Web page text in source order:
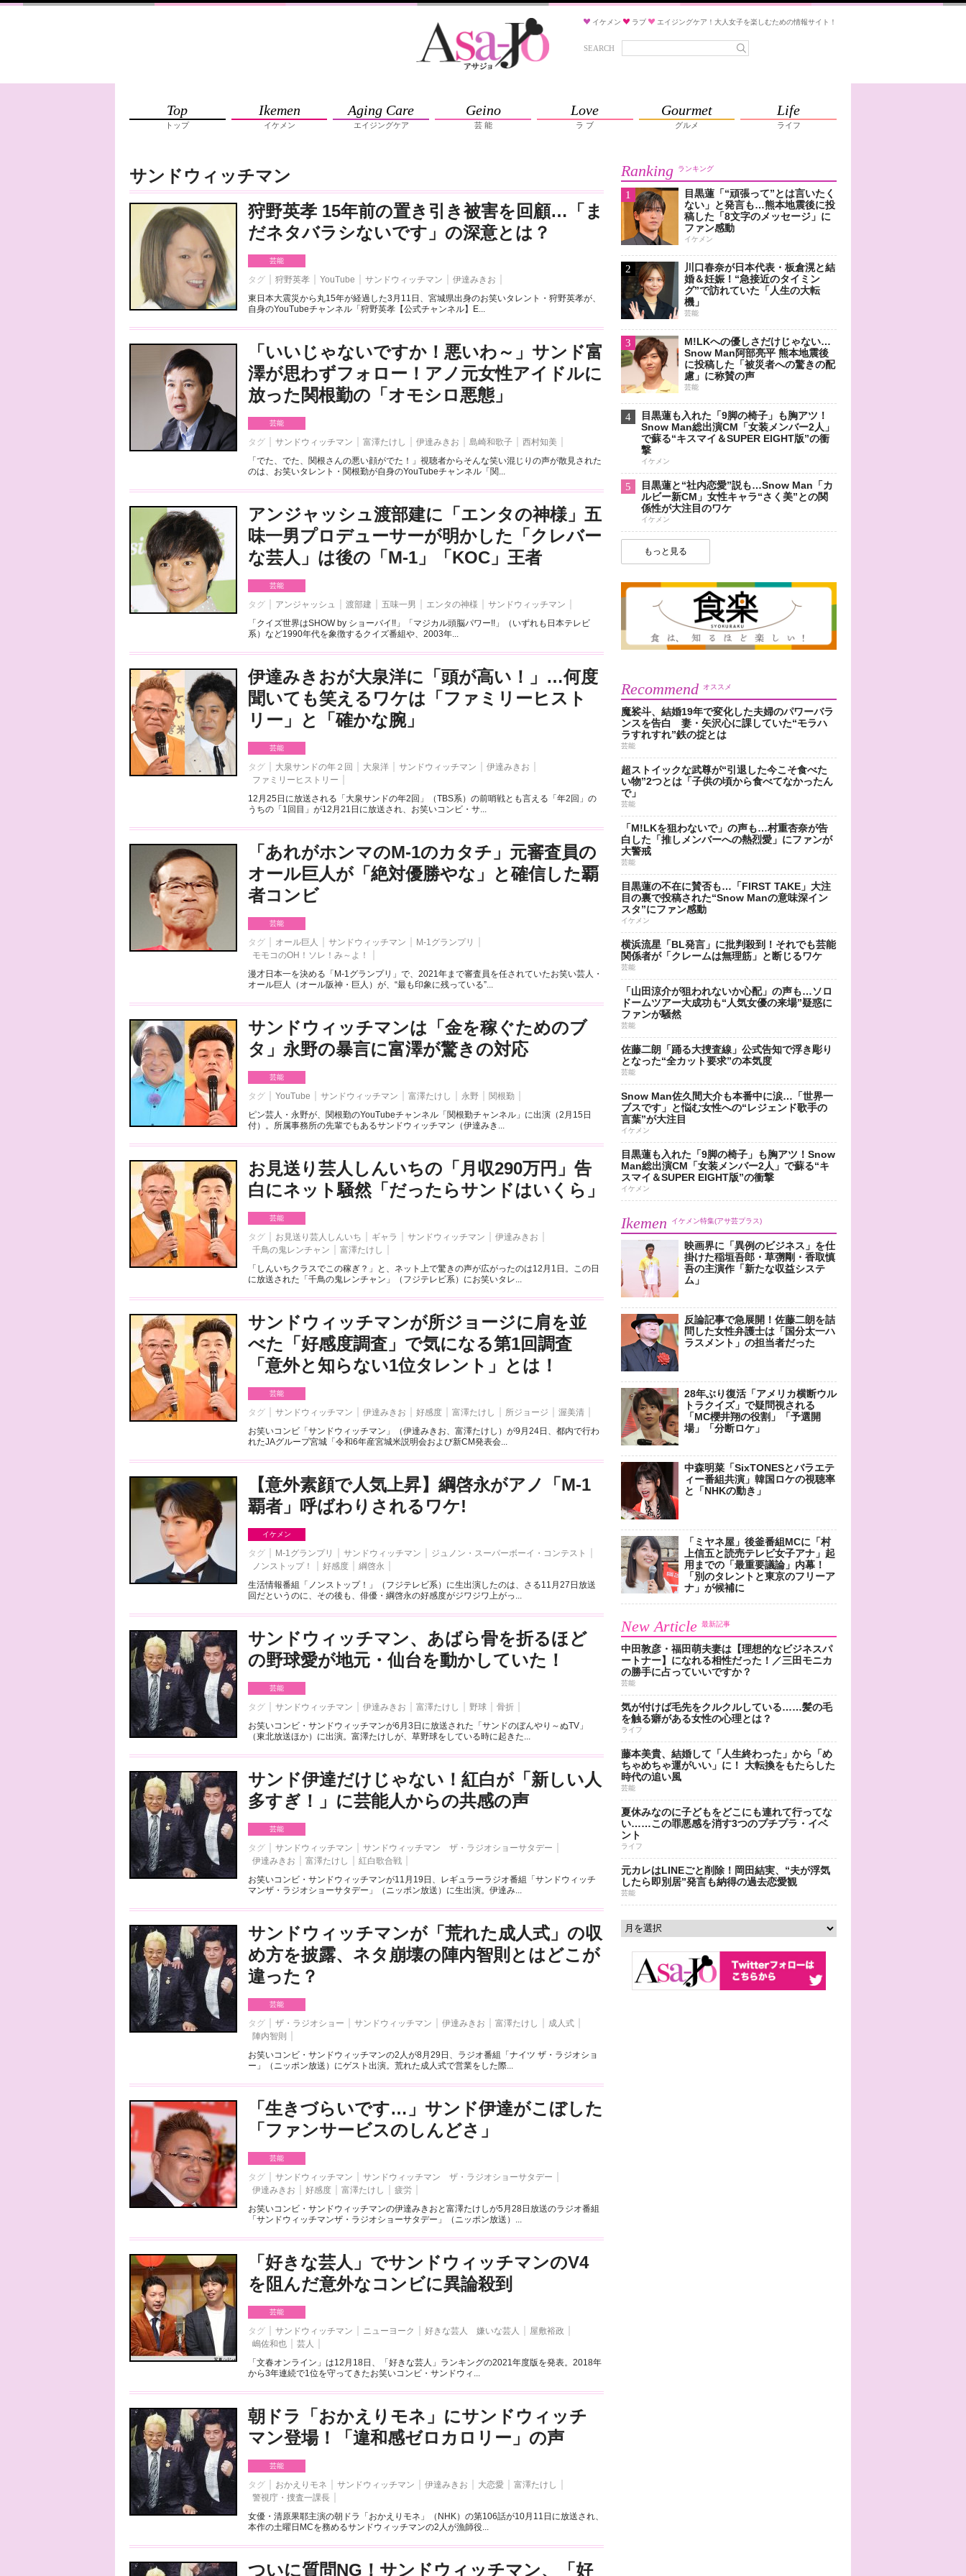
イケメン ラブ エイジングケア！大人女子を楽しむための情報サイト！
SEARCH
Top
トップ
Ikemen
イケメン
Aging Care
エイジングケア
Geino
芸 能
Love
ラ ブ
Gourmet
グルメ
Life
ライフ
サンドウィッチマン
狩野英孝 15年前の置き引き被害を回顧…「ま
だネタバラシないです」の深意とは？
芸能
タグ 狩野英孝 YouTube サンドウィッチマン
伊達みきお
東日本大震災から丸15年が経過した3月11日、宮城県出身のお笑いタレント・狩野英孝が、
自身のYouTubeチャンネル「狩野英孝【公式チャンネル】E...
「いいじゃないですか！悪いわ～」サンド富
澤が思わずフォロー！アノ元女性アイドルに
放った関根勤の「オモシロ悪態」
芸能
タグ サンドウィッチマン 富澤たけし 伊達みきお 島崎和歌子
西村知美
「でた、でた、関根さんの悪い顔がでた！」視聴者からそんな笑い混じりの声が散見された
のは、お笑いタレント・関根勤が自身のYouTubeチャンネル「関...
アンジャッシュ渡部建に「エンタの神様」五
味一男プロデューサーが明かした「クレバー
な芸人」は後の「M-1」「KOC」王者
芸能
タグ アンジャッシュ 渡部建 五味一男 エンタの神様
サンドウィッチマン
「クイズ世界はSHOW by ショーバイ!!」「マジカル頭脳パワー!!」（いずれも日本テレビ
系）など1990年代を象徴するクイズ番組や、2003年...
伊達みきおが大泉洋に「頭が高い！」…何度
聞いても笑えるワケは「ファミリーヒスト
リー」と「確かな腕」
芸能
タグ 大泉サンドの年２回 大泉洋 サンドウィッチマン
伊達みきお
ファミリーヒストリー
12月25日に放送される「大泉サンドの年2回」（TBS系）の前哨戦とも言える「年2回」の
うちの「1回目」が12月21日に放送され、お笑いコンビ・サ...
「あれがホンマのM-1のカタチ」元審査員の
オール巨人が「絶対優勝やな」と確信した覇
者コンビ
芸能
タグ オール巨人 サンドウィッチマン
M-1グランプリ
モモコのOH！ソレ！み～よ！
漫才日本一を決める「M-1グランプリ」で、2021年まで審査員を任されていたお笑い芸人・
オール巨人（オール阪神・巨人）が、“最も印象に残っている”...
サンドウィッチマンは「金を稼ぐためのブ
タ」永野の暴言に富澤が驚きの対応
芸能
タグ YouTube サンドウィッチマン 富澤たけし 永野
関根勤
ピン芸人・永野が、関根勤のYouTubeチャンネル「関根勤チャンネル」に出演（2月15日
付）。所属事務所の先輩でもあるサンドウィッチマン（伊達みき...
お見送り芸人しんいちの「月収290万円」告
白にネット騒然「だったらサンドはいくら」
芸能
タグ お見送り芸人しんいち ギャラ サンドウィッチマン
伊達みきお
千鳥の鬼レンチャン
富澤たけし
「しんいちクラスでこの稼ぎ？」と、ネット上で驚きの声が広がったのは12月1日。この日
に放送された「千鳥の鬼レンチャン」（フジテレビ系）にお笑いタレ...
サンドウィッチマンが所ジョージに肩を並
べた「好感度調査」で気になる第1回調査
「意外と知らない1位タレント」とは！
芸能
タグ サンドウィッチマン 伊達みきお 好感度 富澤たけし 所ジョージ
渥美清
お笑いコンビ「サンドウィッチマン」（伊達みきお、富澤たけし）が9月24日、都内で行わ
れたJAグループ宮城「令和6年産宮城米説明会および新CM発表会...
【意外素顔で人気上昇】綱啓永がアノ「M-1
覇者」呼ばわりされるワケ!
イケメン
タグ M-1グランプリ サンドウィッチマン
ジュノン・スーパーボーイ・コンテスト
ノンストップ！
好感度
綱啓永
生活情報番組「ノンストップ！」（フジテレビ系）に生出演したのは、さる11月27日放送
回だというのに、その後も、俳優・綱啓永の好感度がジワジワ上がっ...
サンドウィッチマン、あばら骨を折るほど
の野球愛が地元・仙台を動かしていた！
芸能
タグ サンドウィッチマン 伊達みきお 富澤たけし 野球
骨折
お笑いコンビ・サンドウィッチマンが6月3日に放送された「サンドのぼんやり～ぬTV」
（東北放送ほか）に出演。富澤たけしが、草野球をしている時に起きた...
サンド伊達だけじゃない！紅白が「新しい人
多すぎ！」に芸能人からの共感の声
芸能
タグ サンドウィッチマン
サンドウィッチマン ザ・ラジオショーサタデー
伊達みきお
富澤たけし
紅白歌合戦
お笑いコンビ・サンドウィッチマンが11月19日、レギュラーラジオ番組「サンドウィッチ
マンザ・ラジオショーサタデー」（ニッポン放送）に生出演。伊達み...
サンドウィッチマンが「荒れた成人式」の収
め方を披露、ネタ崩壊の陣内智則とはどこが
違った？
芸能
タグ ザ・ラジオショー サンドウィッチマン 伊達みきお 富澤たけし
成人式
陣内智則
お笑いコンビ・サンドウィッチマンの2人が8月29日、ラジオ番組「ナイツ ザ・ラジオショ
ー」（ニッポン放送）にゲスト出演。荒れた成人式で営業をした際...
「生きづらいです…」サンド伊達がこぼした
「ファンサービスのしんどさ」
芸能
タグ サンドウィッチマン
サンドウィッチマン ザ・ラジオショーサタデー
伊達みきお
好感度 富澤たけし
疲労
お笑いコンビ・サンドウィッチマンの伊達みきおと富澤たけしが5月28日放送のラジオ番組
「サンドウィッチマンザ・ラジオショーサタデー」（ニッポン放送）...
「好きな芸人」でサンドウィッチマンのV4
を阻んだ意外なコンビに異論殺到
芸能
タグ サンドウィッチマン ニューヨーク 好きな芸人 嫌いな芸人
屋敷裕政
嶋佐和也
芸人
「文春オンライン」は12月18日、「好きな芸人」ランキングの2021年度版を発表。2018年
から3年連続で1位を守ってきたお笑いコンビ・サンドウィ...
朝ドラ「おかえりモネ」にサンドウィッチ
マン登場！「違和感ゼロカロリー」の声
芸能
タグ おかえりモネ サンドウィッチマン 伊達みきお 大恋愛
富澤たけし
警視庁・捜査一課長
女優・清原果耶主演の朝ドラ「おかえりモネ」（NHK）の第106話が10月11日に放送され、
本作の土曜日MCを務めるサンドウィッチマンの2人が漁師役...
ついに質問NG！サンドウィッチマン、「好
Ranking ランキング
1
目黒蓮「“頑張って”とは言いたく
ない」と発言も…熊本地震後に投
稿した「8文字のメッセージ」に
ファン感動
イケメン
2
川口春奈が日本代表・板倉滉と結
婚＆妊娠！“急接近のタイミン
グ”で訪れていた「人生の大転
機」
芸能
3
M!LKへの優しさだけじゃない…
Snow Man阿部亮平 熊本地震後
に投稿した「被災者への驚きの配
慮」に称賛の声
芸能
4
目黒蓮も入れた「9脚の椅子」も胸アツ！
Snow Man総出演CM「女装メンバー2人」
で蘇る“キスマイ＆SUPER EIGHT版”の衝
撃
イケメン
5
目黒蓮と“社内恋愛”説も…Snow Man「カ
ルビー新CM」女性キャラ“さく美”との関
係性が大注目のワケ
イケメン
もっと見る
Recommend オススメ
魔裟斗、結婚19年で変化した夫婦のパワーバラ
ンスを告白 妻・矢沢心に課していた“モラハ
ラすれすれ”鉄の掟とは
芸能
超ストイックな武尊が“引退した今こそ食べた
い物”2つとは「子供の頃から食べてなかったん
で」
芸能
「M!LKを狙わないで」の声も…村重杏奈が告
白した「推しメンバーへの熱烈愛」にファンが
大警戒
芸能
目黒蓮の不在に賛否も…「FIRST TAKE」大注
目の裏で投稿された“Snow Manの意味深イン
スタ”にファン感動
イケメン
横浜流星「BL発言」に批判殺到！それでも芸能
関係者が「クレームは無理筋」と断じるワケ
芸能
「山田涼介が狙われないか心配」の声も…ソロ
ドームツアー大成功も“人気女優の来場”疑惑に
ファンが騒然
芸能
佐藤二朗「踊る大捜査線」公式告知で浮き彫り
となった“全カット要求”の本気度
芸能
Snow Man佐久間大介も本番中に涙…「世界一
ブスです」と悩む女性への“レジェンド歌手の
言葉”が大注目
イケメン
目黒蓮も入れた「9脚の椅子」も胸アツ！Snow
Man総出演CM「女装メンバー2人」で蘇る“キ
スマイ＆SUPER EIGHT版”の衝撃
イケメン
Ikemen イケメン特集(アサ芸プラス)
映画界に「異例のビジネス」を仕
掛けた稲垣吾郎・草彅剛・香取慎
吾の主演作「新たな収益システ
ム」
反論記事で急展開！佐藤二朗を詰
問した女性弁護士は「国分太一ハ
ラスメント」の担当者だった
28年ぶり復活「アメリカ横断ウル
トラクイズ」で疑問視される
「MC櫻井翔の役割」「予選開
場」「分断ロケ」
中森明菜「SixTONESとバラエテ
ィー番組共演」韓国ロケの視聴率
と「NHKの動き」
「ミヤネ屋」後釜番組MCに「村
上信五と読売テレビ女子アナ」起
用までの「最重要議論」内幕！
「別のタレントと東京のフリーア
ナ」が候補に
New Article 最新記事
中田敦彦・福田萌夫妻は【理想的なビジネスパ
ートナー】になれる相性だった！／三田モニカ
の勝手に占っていいですか？
芸能
気が付けば毛先をクルクルしている……髪の毛
を触る癖がある女性の心理とは？
ライフ
藤本美貴、結婚して「人生終わった」から「め
ちゃめちゃ運がいい」に！ 大転換をもたらした
時代の追い風
芸能
夏休みなのに子どもをどこにも連れて行ってな
い……この罪悪感を消す3つのプチプラ・イベ
ント
ライフ
元カレはLINEごと削除！岡田結実、“夫が浮気
したら即別居”発言も納得の過去恋愛観
芸能